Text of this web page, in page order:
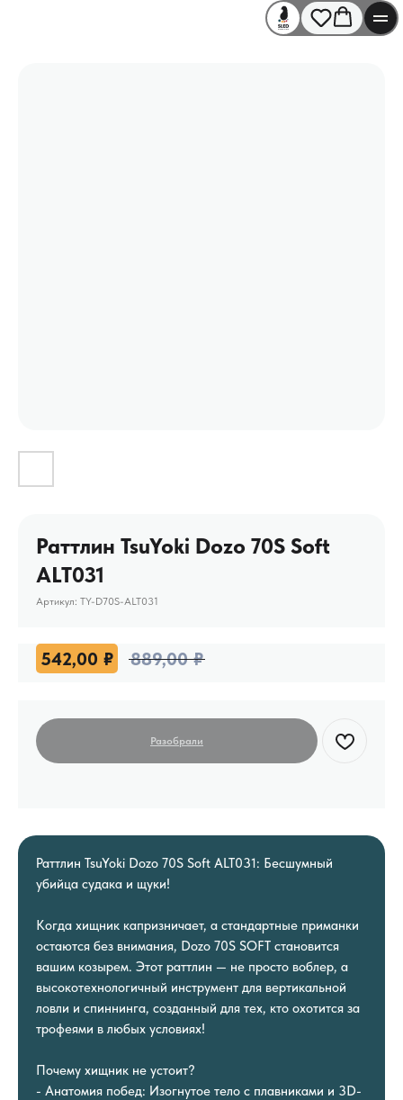
Раттлин TsuYoki Dozo 70S Soft
ALT031
Артикул: TY-D70S-ALT031
542,00 ₽ 889,00 ₽
Раттлин TsuYoki Dozo 70S Soft ALT031: Бесшумный
убийца судака и щуки!
Когда хищник капризничает, а стандартные приманки
остаются без внимания, Dozo 70S SOFT становится
вашим козырем. Этот раттлин — не просто воблер, а
высокотехнологичный инструмент для вертикальной
ловли и спиннинга, созданный для тех, кто охотится за
трофеями в любых условиях!
Почему хищник не устоит?
- Анатомия побед: Изогнутое тело с плавниками и 3D-